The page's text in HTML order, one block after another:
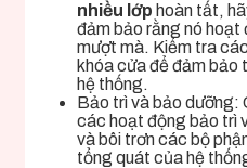
nhiều lớp hoàn tất,
đảm bảo rằng nó
mượt mà. Kiểm tra
khóa cửa để đảm bảo
hệ thống.
Bảo trì và bảo dưỡng:
các hoạt động bảo trì
và bôi trơn các bộ
tổng quát của hệ